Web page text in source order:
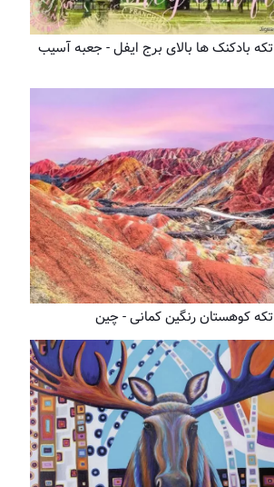
پازل ۱۰۰۰ تکه بادکنک ها بالای برج ایفل - جعبه آسیب